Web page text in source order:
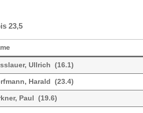
23,5
Ullrich (16.1)
Harald (23.4)
Paul (19.6)